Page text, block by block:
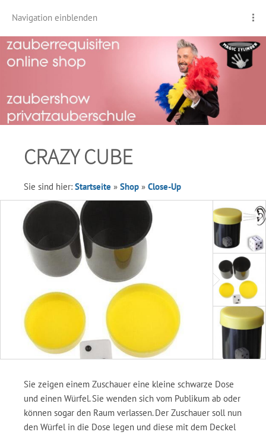
Navigation einblenden
CRAZY CUBE
Sie sind hier: Startseite » Shop » Close-Up
Sie zeigen einem Zuschauer eine kleine schwarze Dose
und einen Würfel. Sie wenden sich vom Publikum ab oder
können sogar den Raum verlassen. Der Zuschauer soll nun
den Würfel in die Dose legen und diese mit dem Deckel